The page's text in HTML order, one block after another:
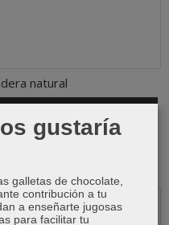
natural
gustaría
galletas de chocolate,
contribución a tu
a enseñarte jugosas
para facilitar tu